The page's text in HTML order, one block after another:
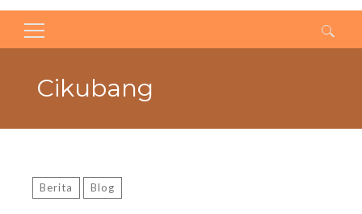
Search
Cikubang
Berita Blog